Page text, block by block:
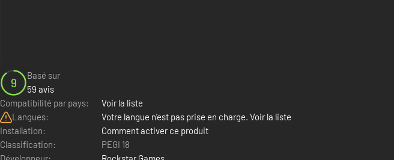
9
Basé sur
59 avis
Compatibilité par pays:
Voir la liste
Langues:
Votre langue n’est pas prise en charge. Voir la liste
Installation:
Comment activer ce produit
Classification:
PEGI 18